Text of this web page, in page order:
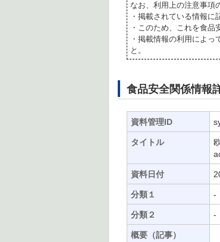
なお、利用上の注意事項
・掲載されている情報
・このため、これを食品
・掲載情報の利用によ
と。
食品安全関係情報
資料管理ID
タイトル
資料日付
分類１ -
分類２ -
概要（記事）